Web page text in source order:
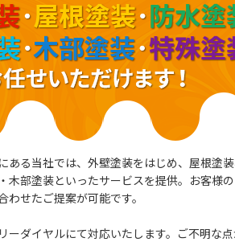
ある当社では、外壁塗装をはじめ、屋根塗
木部塗装といったサービスを提供。お客様
わせたご提案が可能です。
ーダイヤルにて対応いたします。ご不明な